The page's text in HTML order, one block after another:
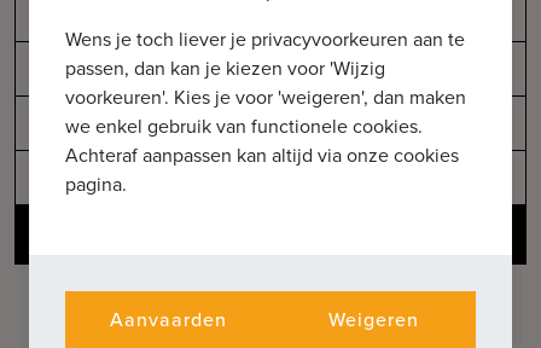
2
-
VERDIEPING 2
Wens je toch liever je privacyvoorkeuren aan te
passen, dan kan je kiezen voor 'Wijzig
voorkeuren'. Kies je voor 'weigeren', dan maken
we enkel gebruik van functionele cookies.
Achteraf aanpassen kan altijd via onze cookies
pagina.
Aanvaarden Weigeren